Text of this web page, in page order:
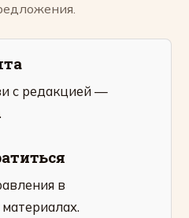
с редакцией —
.
в